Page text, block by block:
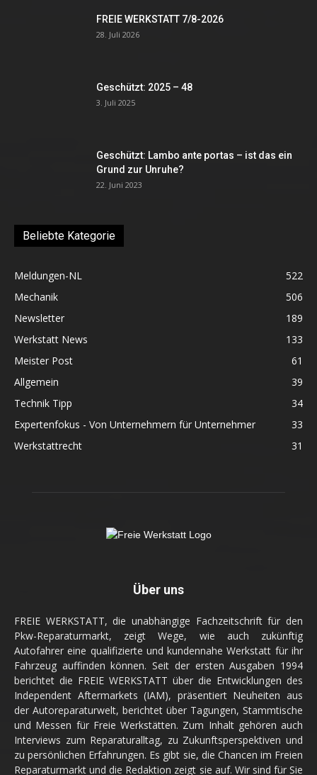
FREIE WERKSTATT 7/8-2026
28. Juli 2026
Geschützt: 2025 – 48
3. Juli 2025
Geschützt: Lambo ante portas – ist das ein
Grund zur Unruhe?
22. Juni 2023
Beliebte Kategorie
Meldungen-NL
522
Mechanik
506
Newsletter
189
Werkstatt News
133
Meister Post
61
Allgemein
39
Technik Tipp
34
Expertenfokus - Von Unternehmern für Unternehmer
33
Werkstattrecht
31
Über uns
FREIE WERKSTATT, die unabhängige Fachzeitschrift für den
Pkw-Reparaturmarkt, zeigt Wege, wie auch zukünftig
Autofahrer eine qualifizierte und kundennahe Werkstatt für ihr
Fahrzeug auffinden können. Seit der ersten Ausgaben 1994
berichtet die FREIE WERKSTATT über die Entwicklungen des
Independent Aftermarkets (IAM), präsentiert Neuheiten aus
der Autoreparaturwelt, berichtet über Tagungen, Stammtische
und Messen für Freie Werkstätten. Zum Inhalt gehören auch
Interviews zum Reparaturalltag, zu Zukunftsperspektiven und
zu persönlichen Erfahrungen. Es gibt sie, die Chancen im Freien
Reparaturmarkt und die Redaktion zeigt sie auf. Wir sind für Sie